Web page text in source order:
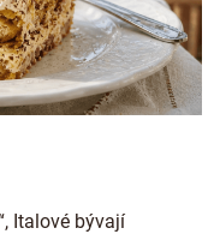
Italové bývají